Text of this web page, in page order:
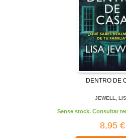
DENTRO DE
JEWELL,
Sense stock. Consultar
8,95 €